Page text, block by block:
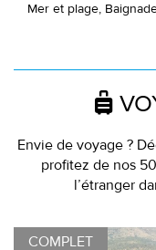
Mer et plage,
Envie de voyage ?
profitez de nos
l’étranger
COMPLET